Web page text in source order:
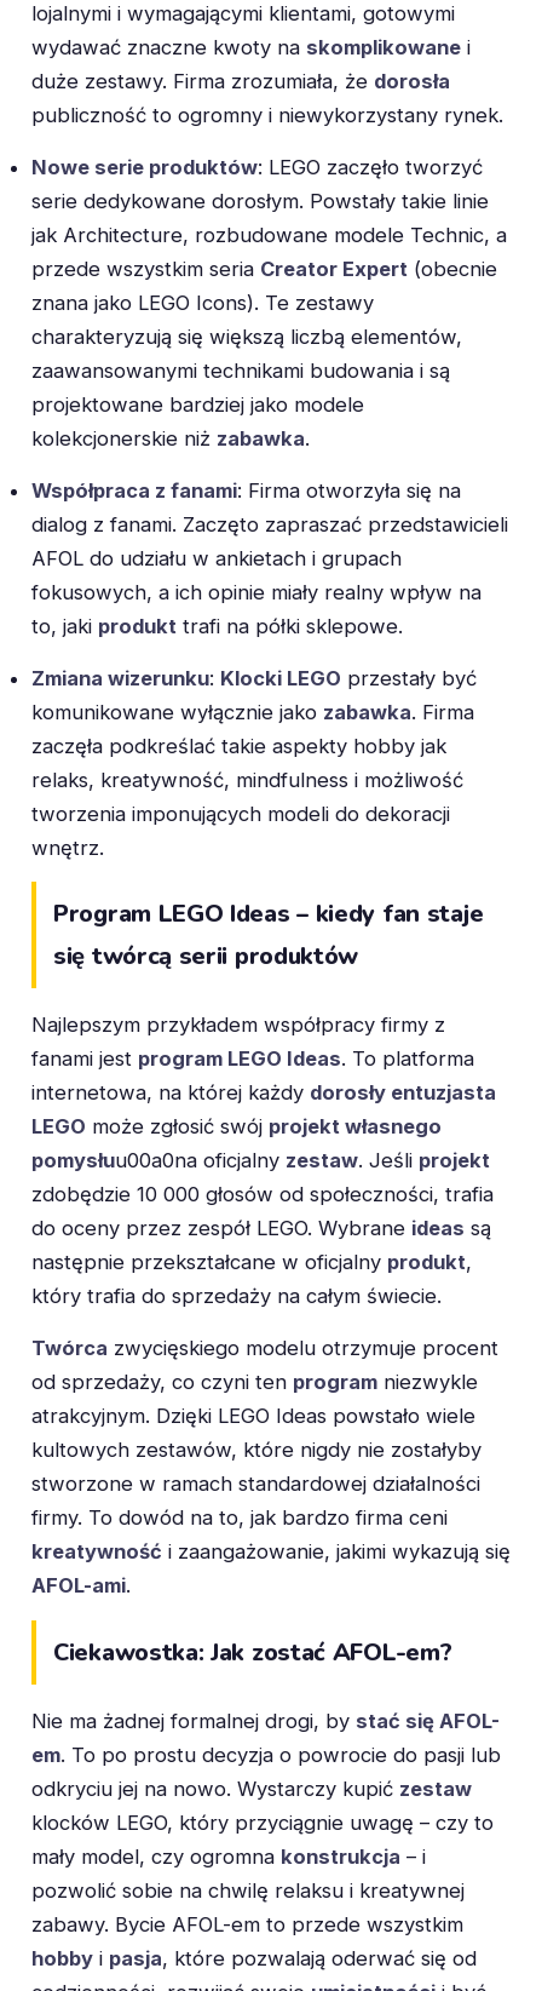
lojalnymi i wymagającymi klientami, gotowymi
wydawać znaczne kwoty na skomplikowane i
duże zestawy. Firma zrozumiała, że dorosła
publiczność to ogromny i niewykorzystany rynek.
Nowe serie produktów: LEGO zaczęło tworzyć
serie dedykowane dorosłym. Powstały takie linie
jak Architecture, rozbudowane modele Technic, a
przede wszystkim seria Creator Expert (obecnie
znana jako LEGO Icons). Te zestawy
charakteryzują się większą liczbą elementów,
zaawansowanymi technikami budowania i są
projektowane bardziej jako modele
kolekcjonerskie niż zabawka.
Współpraca z fanami: Firma otworzyła się na
dialog z fanami. Zaczęto zapraszać przedstawicieli
AFOL do udziału w ankietach i grupach
fokusowych, a ich opinie miały realny wpływ na
to, jaki produkt trafi na półki sklepowe.
Zmiana wizerunku: Klocki LEGO przestały być
komunikowane wyłącznie jako zabawka. Firma
zaczęła podkreślać takie aspekty hobby jak
relaks, kreatywność, mindfulness i możliwość
tworzenia imponujących modeli do dekoracji
wnętrz.
Program LEGO Ideas – kiedy fan staje
się twórcą serii produktów
Najlepszym przykładem współpracy firmy z
fanami jest program LEGO Ideas. To platforma
internetowa, na której każdy dorosły entuzjasta
LEGO może zgłosić swój projekt własnego
pomysłuu00a0na oficjalny zestaw. Jeśli projekt
zdobędzie 10 000 głosów od społeczności, trafia
do oceny przez zespół LEGO. Wybrane ideas są
następnie przekształcane w oficjalny produkt,
który trafia do sprzedaży na całym świecie.
Twórca zwycięskiego modelu otrzymuje procent
od sprzedaży, co czyni ten program niezwykle
atrakcyjnym. Dzięki LEGO Ideas powstało wiele
kultowych zestawów, które nigdy nie zostałyby
stworzone w ramach standardowej działalności
firmy. To dowód na to, jak bardzo firma ceni
kreatywność i zaangażowanie, jakimi wykazują się
AFOL-ami.
Ciekawostka: Jak zostać AFOL-em?
Nie ma żadnej formalnej drogi, by stać się AFOL-
em. To po prostu decyzja o powrocie do pasji lub
odkryciu jej na nowo. Wystarczy kupić zestaw
klocków LEGO, który przyciągnie uwagę – czy to
mały model, czy ogromna konstrukcja – i
pozwolić sobie na chwilę relaksu i kreatywnej
zabawy. Bycie AFOL-em to przede wszystkim
hobby i pasja, które pozwalają oderwać się od